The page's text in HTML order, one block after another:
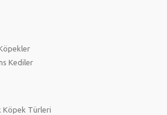
Kediler
Köpek Türleri